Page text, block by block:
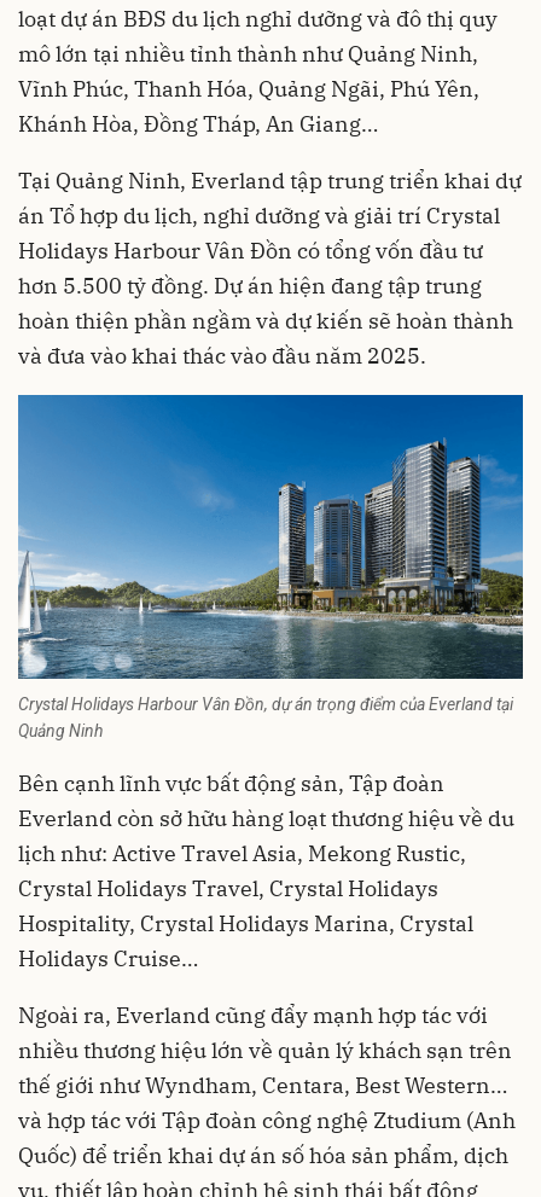
loạt dự án BĐS du lịch nghỉ dưỡng và đô thị quy
mô lớn tại nhiều tỉnh thành như Quảng Ninh,
Vĩnh Phúc, Thanh Hóa, Quảng Ngãi, Phú Yên,
Khánh Hòa, Đồng Tháp, An Giang…
Tại Quảng Ninh, Everland tập trung triển khai dự
án Tổ hợp du lịch, nghỉ dưỡng và giải trí Crystal
Holidays Harbour Vân Đồn có tổng vốn đầu tư
hơn 5.500 tỷ đồng. Dự án hiện đang tập trung
hoàn thiện phần ngầm và dự kiến sẽ hoàn thành
và đưa vào khai thác vào đầu năm 2025.
Crystal Holidays Harbour Vân Đồn, dự án trọng điểm của Everland tại
Quảng Ninh
Bên cạnh lĩnh vực bất động sản, Tập đoàn
Everland còn sở hữu hàng loạt thương hiệu về du
lịch như: Active Travel Asia, Mekong Rustic,
Crystal Holidays Travel, Crystal Holidays
Hospitality, Crystal Holidays Marina, Crystal
Holidays Cruise…
Ngoài ra, Everland cũng đẩy mạnh hợp tác với
nhiều thương hiệu lớn về quản lý khách sạn trên
thế giới như Wyndham, Centara, Best Western…
và hợp tác với Tập đoàn công nghệ Ztudium (Anh
Quốc) để triển khai dự án số hóa sản phẩm, dịch
vụ, thiết lập hoàn chỉnh hệ sinh thái bất động